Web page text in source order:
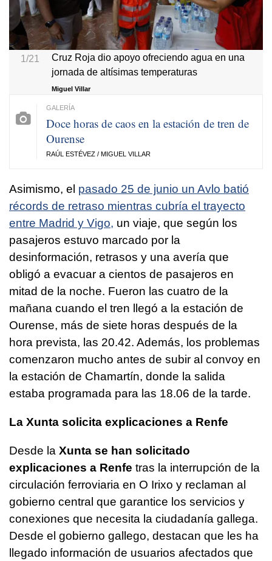
1/21
Cruz Roja dio apoyo ofreciendo agua en una
jornada de altísimas temperaturas
Miguel Villar
Doce horas de caos en la estación de tren de
Ourense
RAÚL ESTÉVEZ / MIGUEL VILLAR
Asimismo, el pasado 25 de junio un Avlo batió
récords de retraso mientras cubría el trayecto
entre Madrid y Vigo, un viaje, que según los
pasajeros estuvo marcado por la
desinformación, retrasos y una avería que
obligó a evacuar a cientos de pasajeros en
mitad de la noche. Fueron las cuatro de la
mañana cuando el tren llegó a la estación de
Ourense, más de siete horas después de la
hora prevista, las 20.42. Además, los problemas
comenzaron mucho antes de subir al convoy en
la estación de Chamartín, donde la salida
estaba programada para las 18.06 de la tarde.
La Xunta solicita explicaciones a Renfe
Desde la Xunta se han solicitado
explicaciones a Renfe tras la interrupción de la
circulación ferroviaria en O Irixo y reclaman al
gobierno central que garantice los servicios y
conexiones que necesita la ciudadanía gallega.
Desde el gobierno gallego, destacan que les ha
llegado información de usuarios afectados que